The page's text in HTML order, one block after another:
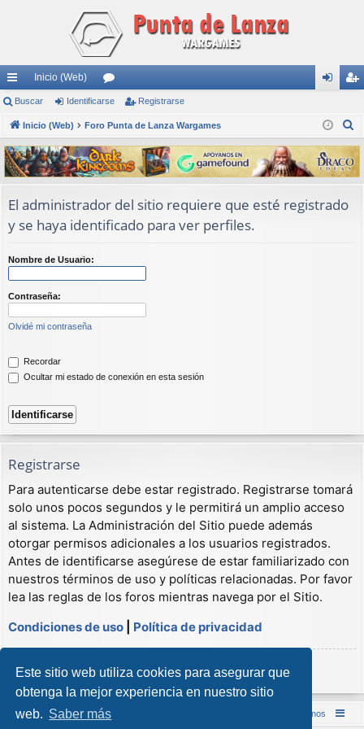
Este sitio web utiliza cookies para asegurar que
obtenga la mejor experiencia en nuestro sitio
web. Saber más
nl
ac
es
rá
pi
do
Inicio (Web)
or
os nti
fic
ar
ist
ra
rs
Buscar Identificarse Registrarse
Inicio (Web) Foro Punta de Lanza Wargames
s
c
El administrador del sitio requiere que esté registrado
y se haya identificado para ver perfiles.
Nombre de Usuario:
Contraseña:
Olvidé mi contraseña
Recordar
Ocultar mi estado de conexión en esta sesión
Registrarse
Para autenticarse debe estar registrado. Registrarse tomará
solo unos pocos segundos y le permitirá un amplio acceso
al sistema. La Administración del Sitio puede además
otorgar permisos adicionales a los usuarios registrados.
Antes de identificarse asegúrese de estar familiarizado con
nuestros términos de uso y políticas relacionadas. Por favor
lea las reglas de los foros mientras navega por el Sitio.
Condiciones de uso
Política de privacidad
Registrarse
Inicio (Web) Foro Punta de Lanza Wargames Contáctenos